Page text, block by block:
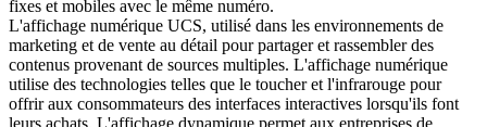
fixes et mobiles avec le même numéro.
L'affichage numérique UCS, utilisé dans les environnements de
marketing et de vente au détail pour partager et rassembler des
contenus provenant de sources multiples. L'affichage numérique
utilise des technologies telles que le toucher et l'infrarouge pour
offrir aux consommateurs des interfaces interactives lorsqu'ils font
leurs achats. L'affichage dynamique permet aux entreprises de